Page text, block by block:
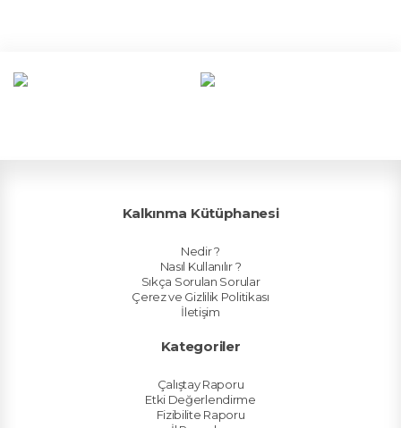
Kalkınma Kütüphanesi
Nedir ?
Nasıl Kullanılır ?
Sıkça Sorulan Sorular
Çerez ve Gizlilik Politikası
İletişim
Kategoriler
Çalıştay Raporu
Etki Değerlendirme
Fizibilite Raporu